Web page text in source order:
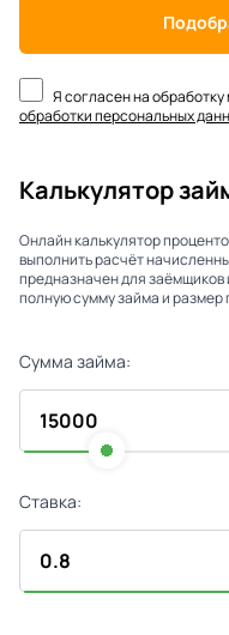
Я согласен на
обработки персональных
Калькулятор
Онлайн калькулятор
выполнить расчёт
предназначен для
полную сумму займа и размер
Сумма займа:
Ставка: